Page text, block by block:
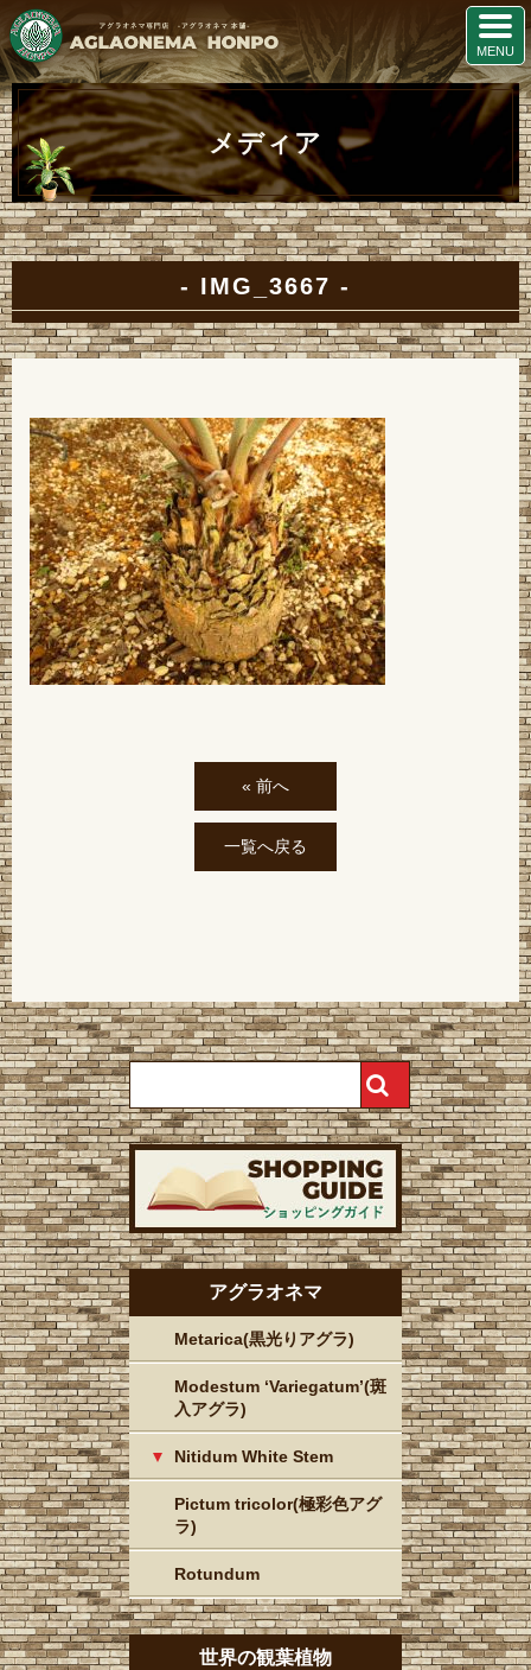
メディア
IMG_3667
« 前へ
一覧へ戻る
アグラオネマ
Metarica(黒光りアグラ)
Modestum ‘Variegatum’(斑
入アグラ)
Nitidum White Stem
Pictum tricolor(極彩色アグ
ラ)
Rotundum
世界の観葉植物